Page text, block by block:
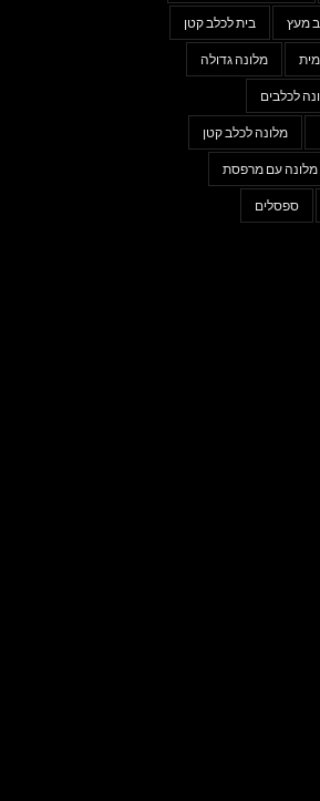
מעץ בית לכלב קטן
מלונה גדולה
לכלבים
מלונה לכלב קטן
מלונה עם מרפסת
ספסלים